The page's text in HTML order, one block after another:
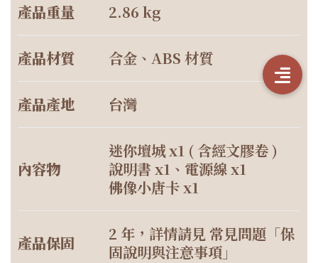
產品重量 2.86 kg
產品材質 合金、ABS 材質
產品產地 台灣
內容物
迷你壇城 x1 ( 含經文膠卷 )
說明書 x1、電源線 x1
佛像小唐卡 x1
產品保固
2 年，詳情請見 常見問題「保
固說明與注意事項」